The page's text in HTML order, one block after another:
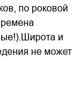
по роковой
и
не может